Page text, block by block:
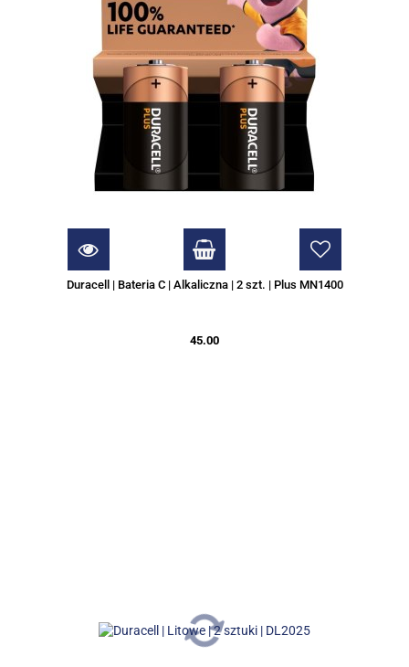
Duracell | Bateria C | Alkaliczna | 2 szt. | Plus MN1400
45.00